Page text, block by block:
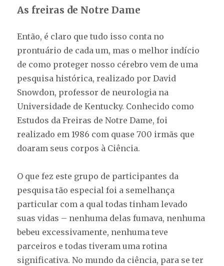
As freiras de Notre Dame
Então, é claro que tudo isso conta no
prontuário de cada um, mas o melhor indício
de como proteger nosso cérebro vem de uma
pesquisa histórica, realizado por David
Snowdon, professor de neurologia na
Universidade de Kentucky. Conhecido como
Estudos da Freiras de Notre Dame, foi
realizado em 1986 com quase 700 irmãs que
doaram seus corpos à Ciência.
O que fez este grupo de participantes da
pesquisa tão especial foi a semelhança
particular com a qual todas tinham levado
suas vidas – nenhuma delas fumava, nenhuma
bebeu excessivamente, nenhuma teve
parceiros e todas tiveram uma rotina
significativa. No mundo da ciência, para se ter